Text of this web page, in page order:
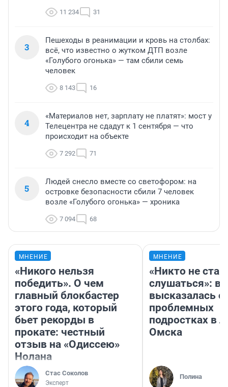
11 234 31
3
Пешеходы в реанимации и кровь на столбах:
всё, что известно о жутком ДТП возле
«Голубого огонька» — там сбили семь
человек
8 143 16
4
«Материалов нет, зарплату не платят»: мост у
Телецентра не сдадут к 1 сентября — что
происходит на объекте
7 292 71
5
Людей снесло вместе со светофором: на
островке безопасности сбили 7 человек
возле «Голубого огонька» — хроника
7 094 68
МНЕНИЕ
«Никого нельзя
победить». О чем
главный блокбастер
этого года, который
бьет рекорды в
прокате: честный
отзыв на «Одиссею»
Нолана
Стас Соколов
Эксперт
МНЕНИЕ
«Никто не
слушаться»:
высказалась о
проблемных
подростках в
Омска
Полина